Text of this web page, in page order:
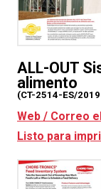
ALL-OUT
alimento
(CT-2514-ES/
Web / Correo
Listo para